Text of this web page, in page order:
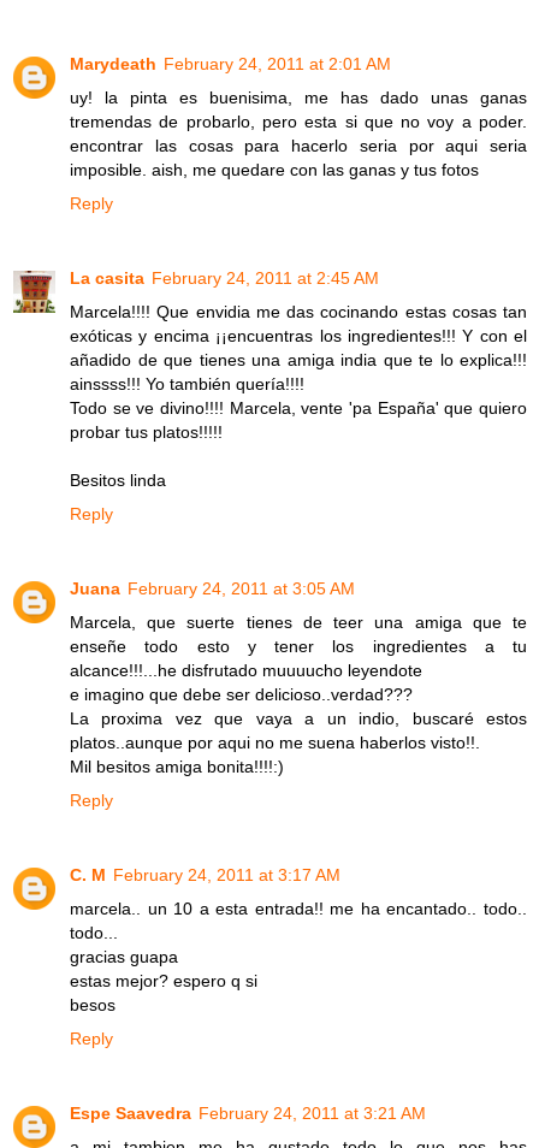
Marydeath February 24, 2011 at 2:01 AM
uy! la pinta es buenisima, me has dado unas ganas
tremendas de probarlo, pero esta si que no voy a poder.
encontrar las cosas para hacerlo seria por aqui seria
imposible. aish, me quedare con las ganas y tus fotos
Reply
La casita February 24, 2011 at 2:45 AM
Marcela!!!! Que envidia me das cocinando estas cosas tan
exóticas y encima ¡¡encuentras los ingredientes!!! Y con el
añadido de que tienes una amiga india que te lo explica!!!
ainssss!!! Yo también quería!!!!
Todo se ve divino!!!! Marcela, vente 'pa España' que quiero
probar tus platos!!!!!
Besitos linda
Reply
Juana February 24, 2011 at 3:05 AM
Marcela, que suerte tienes de teer una amiga que te
enseñe todo esto y tener los ingredientes a tu
alcance!!!...he disfrutado muuuucho leyendote
e imagino que debe ser delicioso..verdad???
La proxima vez que vaya a un indio, buscaré estos
platos..aunque por aqui no me suena haberlos visto!!.
Mil besitos amiga bonita!!!!:)
Reply
C. M February 24, 2011 at 3:17 AM
marcela.. un 10 a esta entrada!! me ha encantado.. todo..
todo...
gracias guapa
estas mejor? espero q si
besos
Reply
Espe Saavedra February 24, 2011 at 3:21 AM